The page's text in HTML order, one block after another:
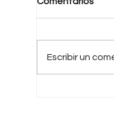
Una Patria
Escribir un